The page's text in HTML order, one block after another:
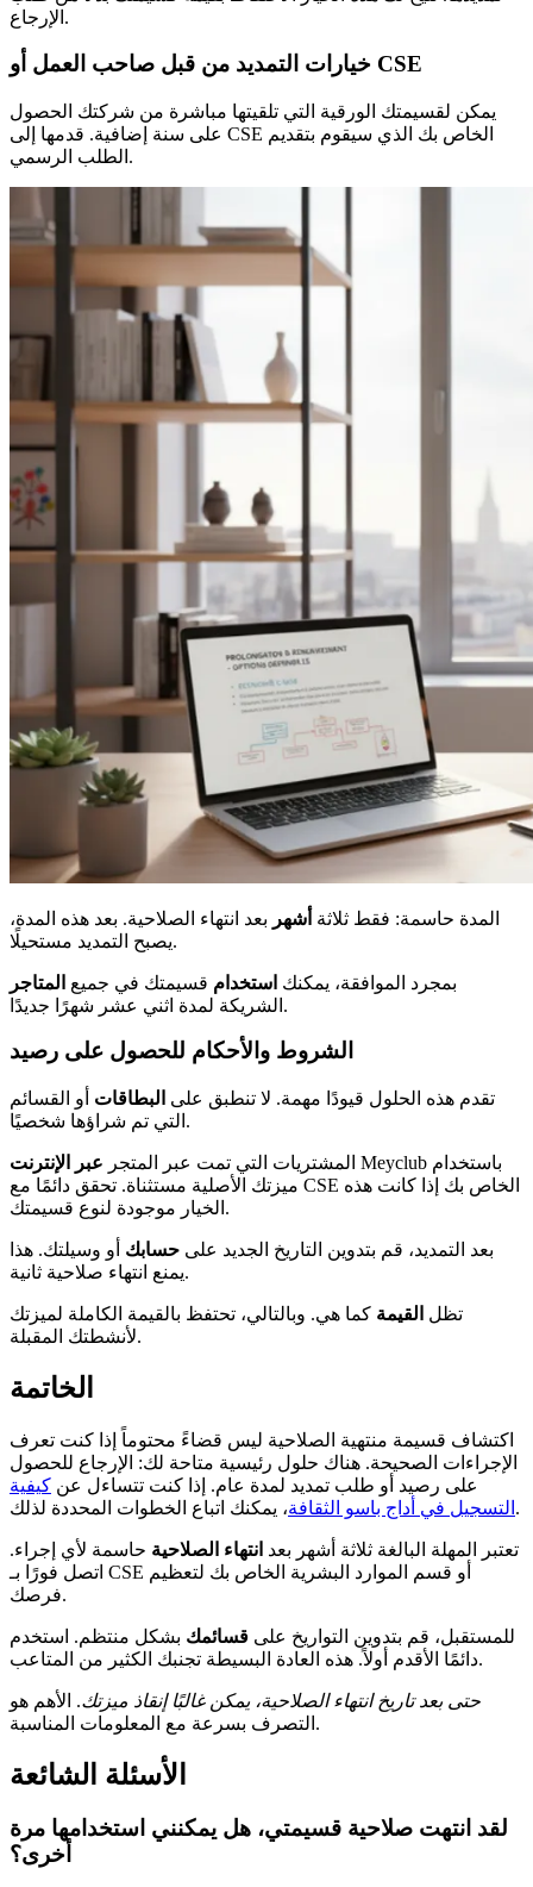
الإرجاع.
خيارات التمديد من قبل صاحب العمل أو CSE
يمكن لقسيمتك الورقية التي تلقيتها مباشرة من شركتك الحصول
على سنة إضافية. قدمها إلى CSE الخاص بك الذي سيقوم بتقديم
الطلب الرسمي.
المدة حاسمة: فقط ثلاثة أشهر بعد انتهاء الصلاحية. بعد هذه المدة،
يصبح التمديد مستحيلًا.
بمجرد الموافقة، يمكنك استخدام قسيمتك في جميع المتاجر
الشريكة لمدة اثني عشر شهرًا جديدًا.
الشروط والأحكام للحصول على رصيد
تقدم هذه الحلول قيودًا مهمة. لا تنطبق على البطاقات أو القسائم
التي تم شراؤها شخصيًا.
المشتريات التي تمت عبر المتجر عبر الإنترنت
Meyclub باستخدام
ميزتك الأصلية مستثناة. تحقق دائمًا مع CSE الخاص بك إذا كانت هذه
الخيار موجودة لنوع قسيمتك.
بعد التمديد، قم بتدوين التاريخ الجديد على حسابك أو وسيلتك. هذا
يمنع انتهاء صلاحية ثانية.
تظل القيمة كما هي. وبالتالي، تحتفظ بالقيمة الكاملة لميزتك
لأنشطتك المقبلة.
الخاتمة
اكتشاف قسيمة منتهية الصلاحية ليس قضاءً محتوماً إذا كنت تعرف
الإجراءات الصحيحة. هناك حلول رئيسية متاحة لك: الإرجاع للحصول
على رصيد أو طلب تمديد لمدة عام. إذا كنت تتساءل عن كيفية
التسجيل في أداج باسو الثقافة ، يمكنك اتباع الخطوات المحددة لذلك.
تعتبر المهلة البالغة ثلاثة أشهر بعد انتهاء الصلاحية حاسمة لأي إجراء.
اتصل فورًا بـ CSE أو قسم الموارد البشرية الخاص بك لتعظيم
فرصك.
للمستقبل، قم بتدوين التواريخ على قسائمك بشكل منتظم. استخدم
دائمًا الأقدم أولاً. هذه العادة البسيطة تجنبك الكثير من المتاعب.
حتى بعد تاريخ انتهاء الصلاحية، يمكن غالبًا إنقاذ ميزتك. الأهم هو
التصرف بسرعة مع المعلومات المناسبة.
الأسئلة الشائعة
لقد انتهت صلاحية قسيمتي، هل يمكنني استخدامها مرة
أخرى؟